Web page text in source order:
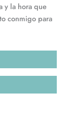
y la hora que
conmigo para